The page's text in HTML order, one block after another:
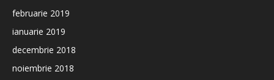
februarie 2019
ianuarie 2019
decembrie 2018
noiembrie 2018